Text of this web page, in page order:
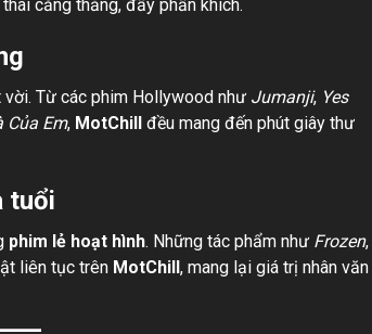
căng thẳng, đầy phấn khích.
vời. Từ các phim Hollywood như Jumanji, Yes
Của Em, MotChill
đều mang đến phút giây thư
tuổi
phim lẻ hoạt hình. Những tác phẩm như Frozen,
liên tục trên MotChill , mang lại giá trị nhân văn